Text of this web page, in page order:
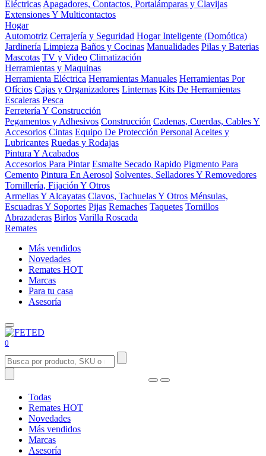
Eléctricas Apagadores, Contactos, Portalámparas y Clavijas
Extensiones Y Multicontactos
Hogar
Automotriz Cerrajería y Seguridad Hogar Inteligente (Domótica)
Jardinería Limpieza Baños y Cocinas Manualidades Pilas y Baterias
Mascotas TV y Video Climatización
Herramientas y Maquinas
Herramienta Eléctrica Herramientas Manuales Herramientas Por
Ofícios Cajas y Organizadores Linternas Kits De Herramientas
Escaleras Pesca
Ferretería Y Construcción
Pegamentos y Adhesivos Construcción Cadenas, Cuerdas, Cables Y
Accesorios Cintas Equipo De Protección Personal Aceites y
Lubricantes Ruedas y Rodajas
Pintura Y Acabados
Accesorios Para Pintar Esmalte Secado Rapido Pigmento Para
Cemento Pintura En Aerosol Solventes, Selladores Y Removedores
Tornillería, Fijación Y Otros
Armellas Y Alcayatas Clavos, Tachuelas Y Otros Ménsulas,
Escuadras Y Soportes Pijas Remaches Taquetes Tornillos
Abrazaderas Birlos Varilla Roscada
Remates
Más vendidos
Novedades
Remates HOT
Marcas
Para tu casa
Asesoría
0
Todas
Remates HOT
Novedades
Más vendidos
Marcas
Asesoría